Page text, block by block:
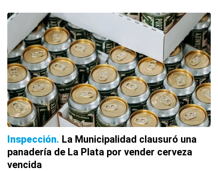
Inspección La Municipalidad clausuró una
panadería de La Plata por vender cerveza
vencida